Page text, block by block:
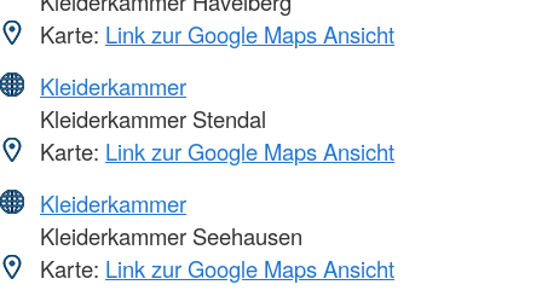
Karte: Link zur Google Maps Ansicht
Kleiderkammer
Kleiderkammer Stendal
Karte: Link zur Google Maps Ansicht
Kleiderkammer
Kleiderkammer Seehausen
Karte: Link zur Google Maps Ansicht